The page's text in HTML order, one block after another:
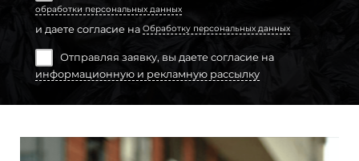
обработки персональных данных
и даете согласие на Обработку персональных данных
Отправляя заявку, вы даете согласие на
информационную и рекламную рассылку